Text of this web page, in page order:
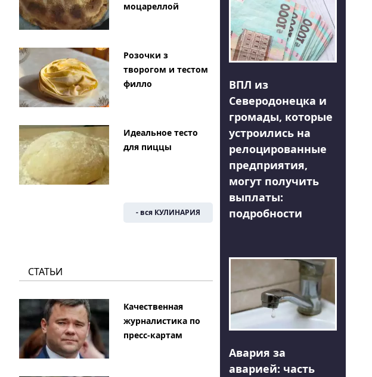
моцареллой
Розочки з
творогом и тестом
филло
Идеальное тесто
для пиццы
- вся КУЛИНАРИЯ
СТАТЬИ
Качественная
журналистика по
пресс-картам
ВПЛ из
Северодонецка и
громады, которые
устроились на
релоцированные
предприятия,
могут получить
выплаты:
подробности
Авария за
аварией: часть